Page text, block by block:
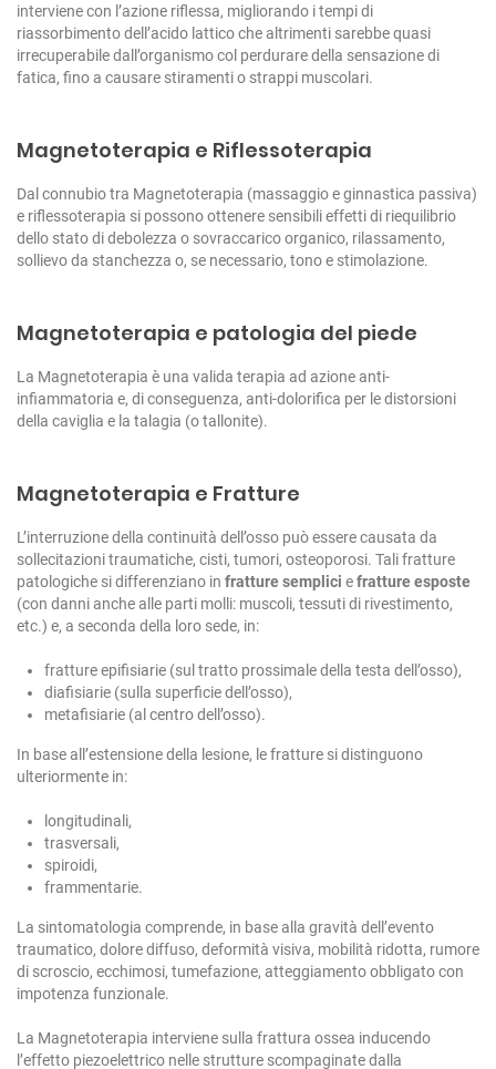
interviene con l’azione riflessa, migliorando i tempi di
riassorbimento dell’acido lattico che altrimenti sarebbe quasi
irrecuperabile dall’organismo col perdurare della sensazione di
fatica, fino a causare stiramenti o strappi muscolari.
Magnetoterapia e Riflessoterapia
Dal connubio tra Magnetoterapia (massaggio e ginnastica passiva)
e riflessoterapia si possono ottenere sensibili effetti di riequilibrio
dello stato di debolezza o sovraccarico organico, rilassamento,
sollievo da stanchezza o, se necessario, tono e stimolazione.
Magnetoterapia e patologia del piede
La Magnetoterapia è una valida terapia ad azione anti-
infiammatoria e, di conseguenza, anti-dolorifica per le distorsioni
della caviglia e la talagia (o tallonite).
Magnetoterapia e Fratture
L’interruzione della continuità dell’osso può essere causata da
sollecitazioni traumatiche, cisti, tumori, osteoporosi. Tali fratture
patologiche si differenziano in fratture semplici efratture esposte
(con danni anche alle parti molli: muscoli, tessuti di rivestimento,
etc.) e, a seconda della loro sede, in:
fratture epifisiarie (sul tratto prossimale della testa dell’osso),
diafisiarie (sulla superficie dell’osso),
metafisiarie (al centro dell’osso).
In base all’estensione della lesione, le fratture si distinguono
ulteriormente in:
longitudinali,
trasversali,
spiroidi,
frammentarie.
La sintomatologia comprende, in base alla gravità dell’evento
traumatico, dolore diffuso, deformità visiva, mobilità ridotta, rumore
di scroscio, ecchimosi, tumefazione, atteggiamento obbligato con
impotenza funzionale.
La Magnetoterapia interviene sulla frattura ossea inducendo
l’effetto piezoelettrico nelle strutture scompaginate dalla